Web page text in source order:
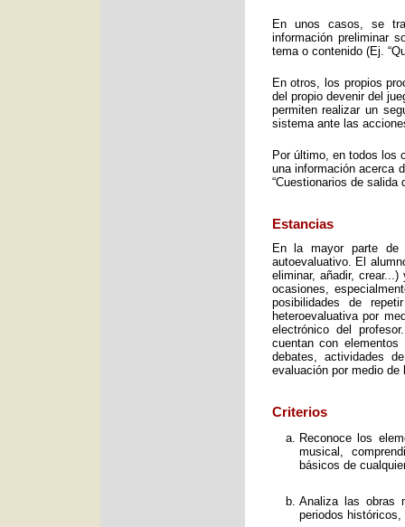
En unos casos, se
información preliminar
tema o contenido (Ej.
En otros, los propios
del propio devenir del
permiten realizar un
sistema ante las
Por último, en todos los
una información acerca
“Cuestionarios de salida
Estancias
En la mayor parte de
autoevaluativo. El
eliminar, añadir,
ocasiones,
posibilidades de
heteroevaluativa por
electrónico del
cuentan con
debates, actividades
evaluación por medio
Criterios
Reconoce los
musical,
básicos de
Analiza las obras
periodos